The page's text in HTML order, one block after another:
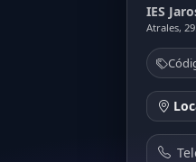
IES
Atrales,